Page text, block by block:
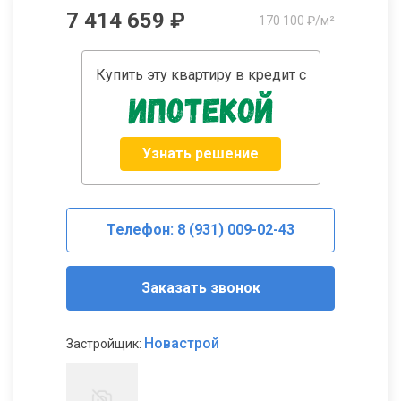
7 414 659 ₽ 170 100 ₽/м²
Купить эту квартиру в кредит с
Узнать решение
Телефон: 8 (931) 009-02-43
Заказать звонок
Застройщик: Новастрой